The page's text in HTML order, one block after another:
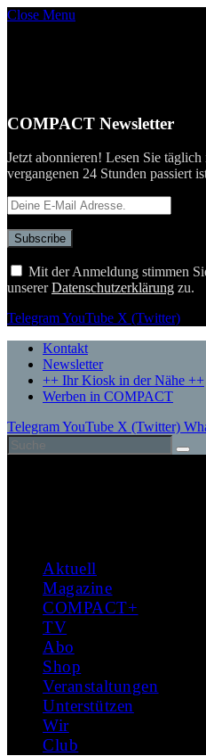
Close Menu
COMPACT Newsletter
Jetzt abonnieren! Lesen Sie
vergangenen 24 Stunden passiert
Mit der Anmeldung stimmen
unsererDatenschutzerklärung zu.
TelegramYouTube X (Twitter)
Kontakt
Newsletter
++ Ihr Kiosk in der Nähe ++
Werben in COMPACT
TelegramYouTube X (Twitter)
Aktuell
Magazine
COMPACT+
TV
Abo
Shop
Veranstaltungen
Unterstützen
Wir
Club